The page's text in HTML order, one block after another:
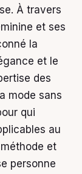
À travers
et ses
la
et le
des
mode sans
qui
au
et
personne